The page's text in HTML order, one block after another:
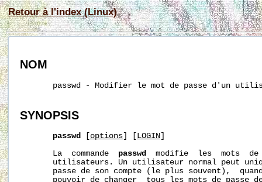
Retour à l'index (Linux)
NOM
passwd - Modifier le mot de passe d'un
SYNOPSIS
passwd options LOGIN
       La  commande
passwd
modifie  les  mots
utilisateurs. Un utilisateur normal peut
passe de son compte (le plus souvent),
pouvoir de changer  tous les mots de passe